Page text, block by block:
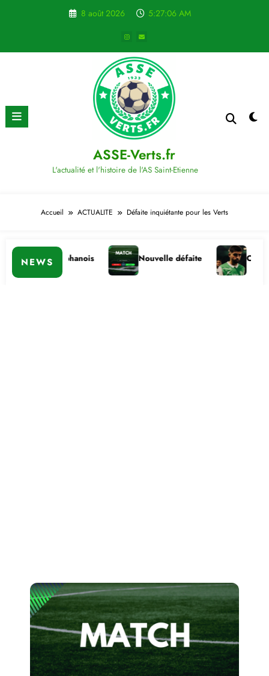
8 août 2026 5:27:06 AM
ASSE-Verts.fr
L'actualité et l'histoire de l'AS Saint-Etienne
Accueil ACTUALITE Défaite inquiétante pour les Verts
NEWS
Stéphanois Nouvelle défaite Commission